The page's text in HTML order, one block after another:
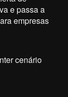
e passa a
empresas
cenário